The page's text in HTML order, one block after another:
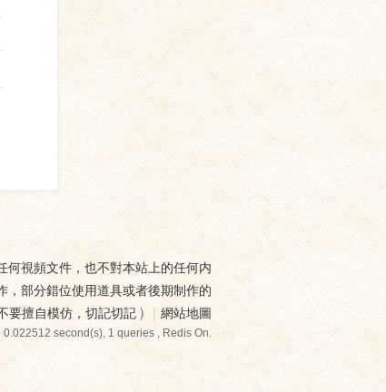
視頻文件，也不對本站上的任何内
部分錯位使用道具或者後期制作的
要擅自模仿，切記切記 ) | 網站地圖
second(s), 1 queries , Redis On.